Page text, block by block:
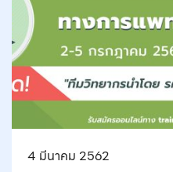
4 มีนาคม 2562